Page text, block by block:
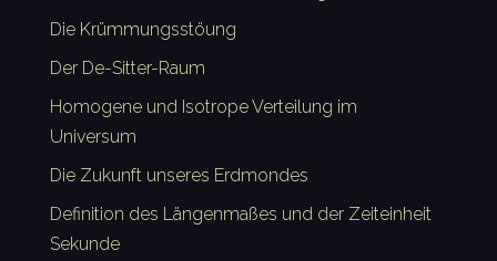
Die Krümmungsstöung
Der De-Sitter-Raum
Homogene und Isotrope Verteilung im
Universum
Die Zukunft unseres Erdmondes
Definition des Längenmaßes und der Zeiteinheit
Sekunde